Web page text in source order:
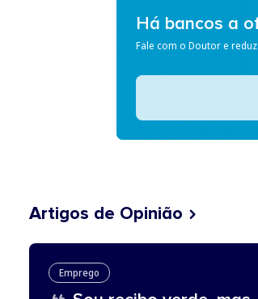
Há bancos a
Fale com o Doutor e
Artigos de Opinião
Emprego